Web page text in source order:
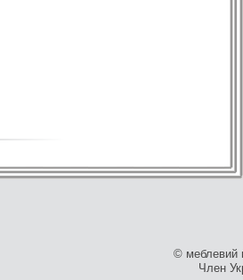
© меблевий
Член